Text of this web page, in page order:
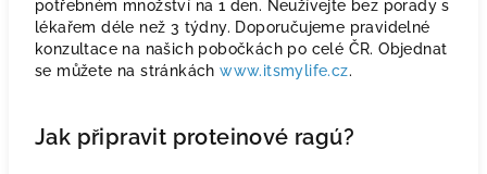
potřebném množství na 1 den. Neužívejte bez porady s
lékařem déle než 3 týdny. Doporučujeme pravidelné
konzultace na našich pobočkách po celé ČR. Objednat
se můžete na stránkáchwww.itsmylife.cz.
Jak připravit proteinové ragú?